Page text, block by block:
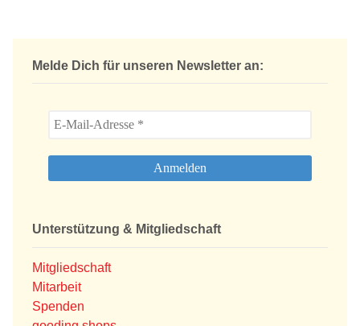
Melde Dich für unseren Newsletter an:
Unterstützung & Mitgliedschaft
Mitgliedschaft
Mitarbeit
Spenden